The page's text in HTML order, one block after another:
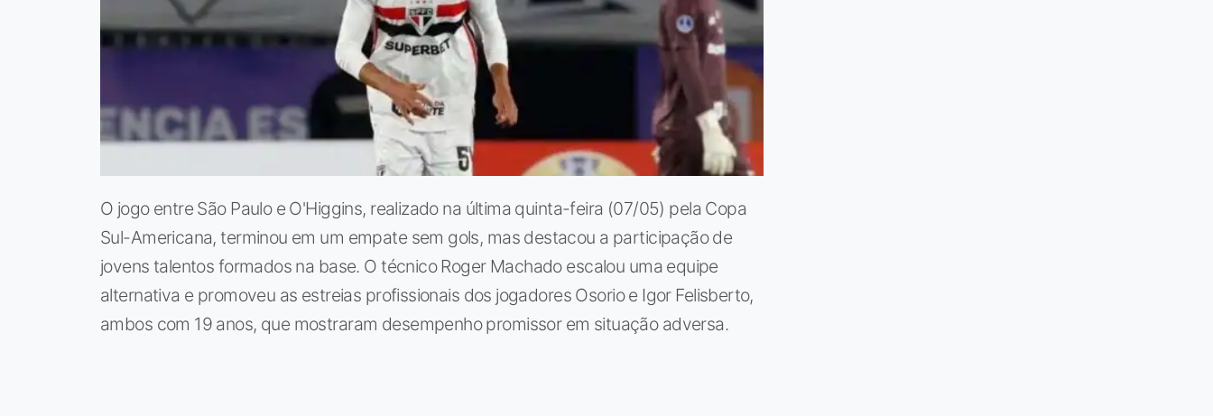
O jogo entre São Paulo e O'Higgins, realizado na última quinta-feira (07/05) pela Copa
Sul-Americana, terminou em um empate sem gols, mas destacou a participação de
jovens talentos formados na base. O técnico Roger Machado escalou uma equipe
alternativa e promoveu as estreias profissionais dos jogadores Osorio e Igor Felisberto,
ambos com 19 anos, que mostraram desempenho promissor em situação adversa.